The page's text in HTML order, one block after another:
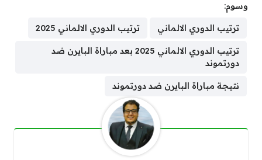
وسوم:
ترتيب الدوري الالماني ترتيب الدوري الالماني 2025
ترتيب الدوري الالماني 2025 بعد مباراة البايرن ضد
دورتموند
نتيجة مباراة البايرن ضد دورتموند